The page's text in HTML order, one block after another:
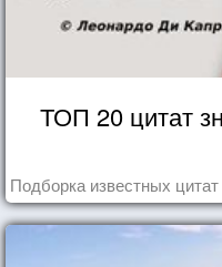
ТОП 20 цитат
Подборка известных